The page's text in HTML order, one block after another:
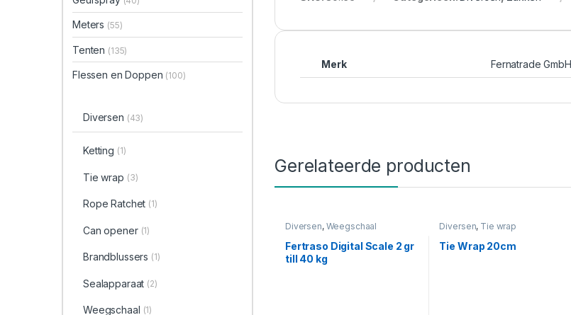
Merk Fernatrade GmbH
Gerelateerde producten
Diversen, Weegschaal
Fertraso Digital Scale 2 gr
till 40 kg
Diversen, Tie wrap
Tie Wrap 20cm
Meters (55)
Tenten (135)
Flessen en Doppen (100)
Diversen (43)
Ketting (1)
Tie wrap (3)
Rope Ratchet (1)
Can opener (1)
Brandblussers (1)
Sealapparaat (2)
Weegschaal (1)